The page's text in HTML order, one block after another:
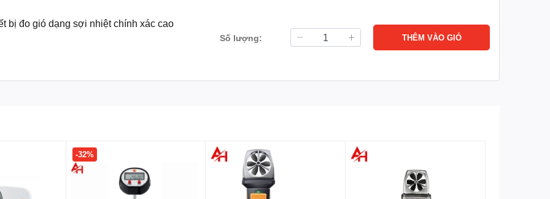
cao
405i
bị đo gió dạng sợi nhiệt chính xác cao
Số lượng: THÊM VÀO GIỎ
-32%